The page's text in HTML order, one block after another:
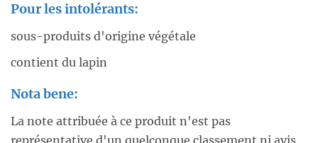
Pour les intolérants:
sous-produits d'origine végétale
contient du lapin
Nota bene:
La note attribuée à ce produit n'est pas
représentative d'un quelconque classement ni avis